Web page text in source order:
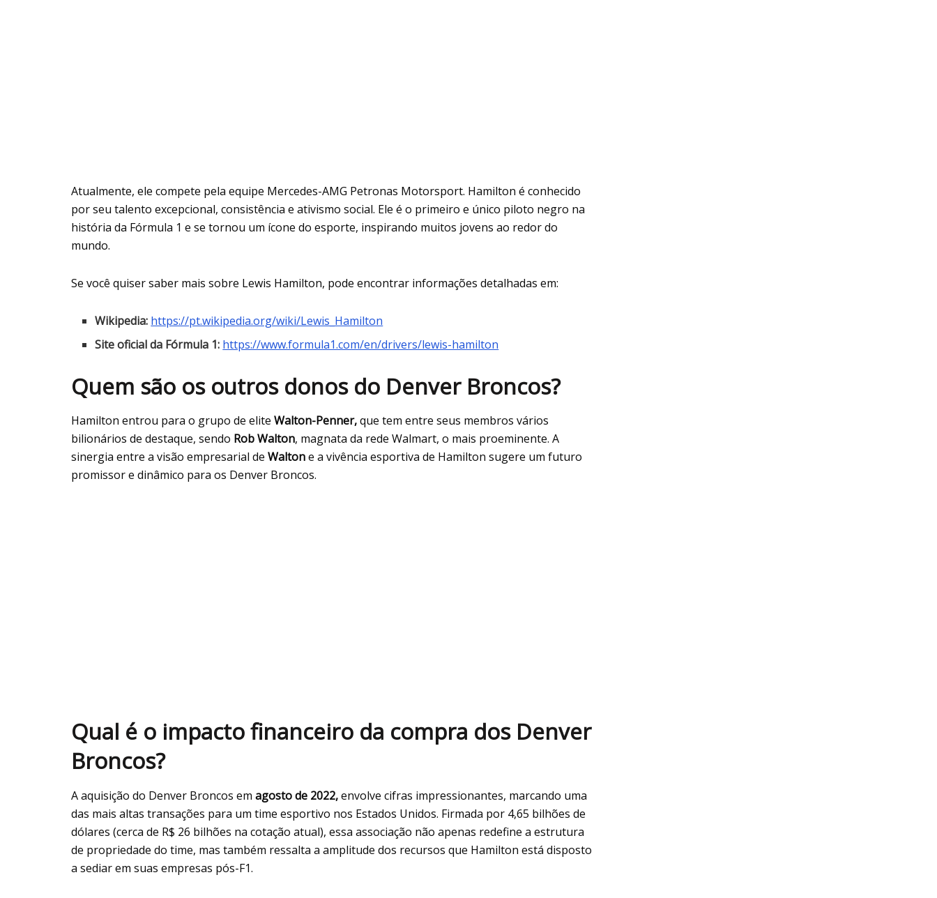
Atualmente, ele compete pela equipe Mercedes-AMG Petronas Motorsport. Hamilton é conhecido
por seu talento excepcional, consistência e ativismo social. Ele é o primeiro e único piloto negro na
história da Fórmula 1 e se tornou um ícone do esporte, inspirando muitos jovens ao redor do
mundo.
Se você quiser saber mais sobre Lewis Hamilton, pode encontrar informações detalhadas em:
Wikipedia: https://pt.wikipedia.org/wiki/Lewis_Hamilton
Site oficial da Fórmula 1: https://www.formula1.com/en/drivers/lewis-hamilton
Quem são os outros donos do Denver Broncos?
Hamilton entrou para o grupo de elite Walton-Penner,que tem entre seus membros vários
bilionários de destaque, sendo Rob Walton, magnata da rede Walmart, o mais proeminente. A
sinergia entre a visão empresarial de Waltone a vivência esportiva de Hamilton sugere um futuro
promissor e dinâmico para os Denver Broncos.
Qual é o impacto financeiro da compra dos Denver
Broncos?
A aquisição do Denver Broncos em agosto de 2022,envolve cifras impressionantes, marcando uma
das mais altas transações para um time esportivo nos Estados Unidos. Firmada por 4,65 bilhões de
dólares (cerca de R$ 26 bilhões na cotação atual), essa associação não apenas redefine a estrutura
de propriedade do time, mas também ressalta a amplitude dos recursos que Hamilton está disposto
a sediar em suas empresas pós-F1.